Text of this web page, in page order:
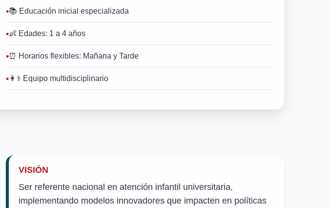
📚 Educación inicial especializada
👶 Edades: 1 a 4 años
⏰ Horarios flexibles: Mañana y Tarde
👩⚕️ Equipo multidisciplinario
VISIÓN
Ser referente nacional en atención infantil universitaria,
implementando modelos innovadores que impacten en políticas